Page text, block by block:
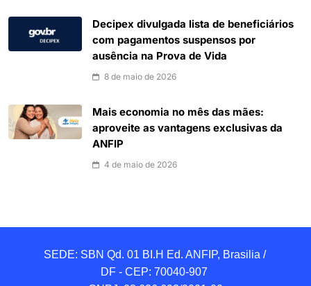
Decipex divulgada lista de beneficiários
com pagamentos suspensos por
ausência na Prova de Vida
8 de maio de 2026
Mais economia no mês das mães:
aproveite as vantagens exclusivas da
ANFIP
4 de maio de 2026
SEDE: SBN Qd. 01 BI.H Ed. ANFIP, Brasilia /
DF - CEP: 70040-907